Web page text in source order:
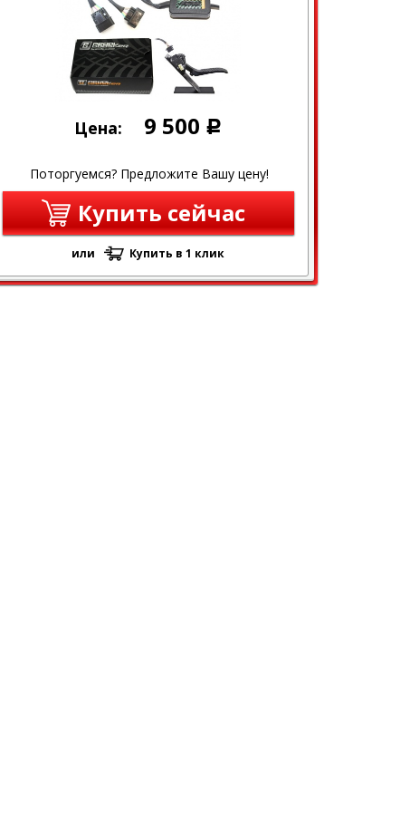
Цена: 9 500 Р
Поторгуемся? Предложите Вашу цену!
Купить сейчас
или Купить в 1 клик